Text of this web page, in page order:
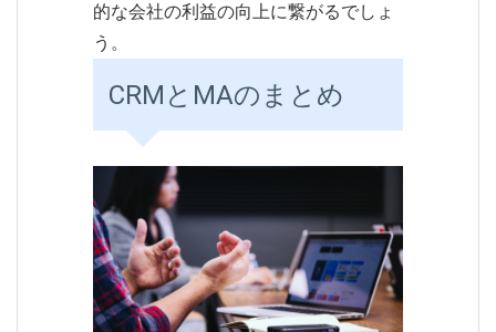
的な会社の利益の向上に繋がるでしょ
う。
CRMとMAのまとめ